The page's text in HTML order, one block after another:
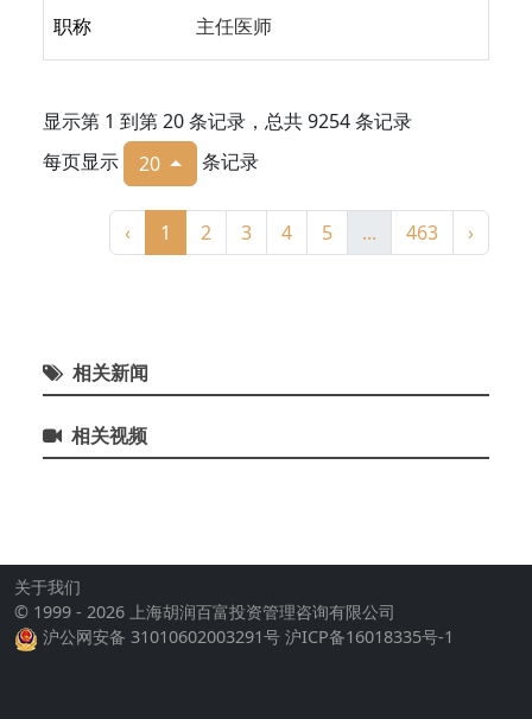
职称
主任医师
显示第 1 到第 20 条记录，总共 9254 条记录
每页显示
20 条记录
‹ 1 2 3 4 5 ... 463 ›
相关新闻
相关视频
关于我们
© 1999 - 2026 上海胡润百富投资管理咨询有限公司
沪公网安备 31010602003291号 沪ICP备16018335号-1